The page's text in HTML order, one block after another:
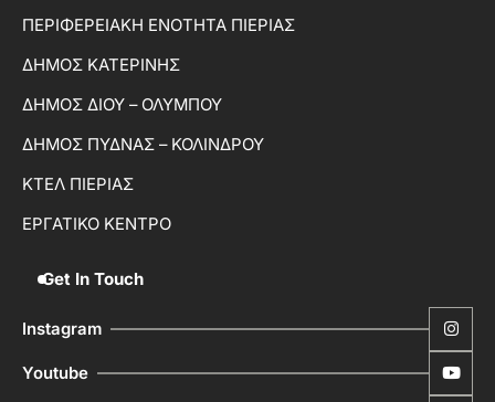
ΠΕΡΙΦΕΡΕΙΑΚΗ ΕΝΟΤΗΤΑ ΠΙΕΡΙΑΣ
ΔΗΜΟΣ ΚΑΤΕΡΙΝΗΣ
ΔΗΜΟΣ ΔΙΟΥ – ΟΛΥΜΠΟΥ
ΔΗΜΟΣ ΠΥΔΝΑΣ – ΚΟΛΙΝΔΡΟΥ
ΚΤΕΛ ΠΙΕΡΙΑΣ
ΕΡΓΑΤΙΚΟ ΚΕΝΤΡΟ
Get In Touch
Instagram
Youtube